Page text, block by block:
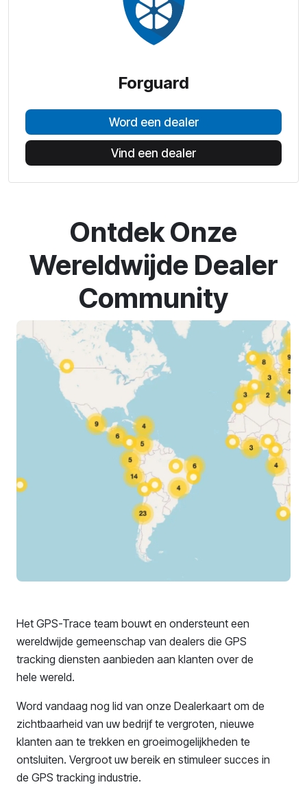
Forguard
Word een dealer
Vind een dealer
Ontdek Onze
Wereldwijde Dealer
Community
Het GPS-Trace team bouwt en ondersteunt een
wereldwijde gemeenschap van dealers die GPS
tracking diensten aanbieden aan klanten over de
hele wereld.
Word vandaag nog lid van onze Dealerkaart om de
zichtbaarheid van uw bedrijf te vergroten, nieuwe
klanten aan te trekken en groeimogelijkheden te
ontsluiten. Vergroot uw bereik en stimuleer succes in
de GPS tracking industrie.